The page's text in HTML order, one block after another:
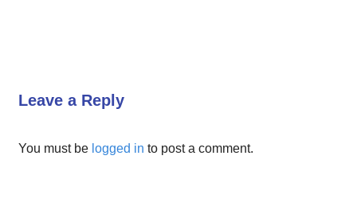
Leave a Reply
You must be logged in to post a comment.